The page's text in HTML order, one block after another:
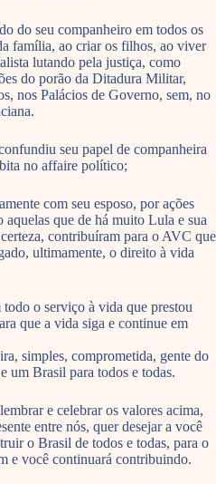
do seu companheiro em todos os
família, ao criar os filhos, ao viver
lutando pela justiça, como
do porão da Ditadura Militar,
nos Palácios de Governo, sem, no
seu papel de companheira
no affaire político;
com seu esposo, por ações
que de há muito Lula e sua
contribuíram para o AVC que
ultimamente, o direito à vida
o serviço à vida que prestou
que a vida siga e continue em
simples, comprometida, gente do
um Brasil para todos e todas.
e celebrar os valores acima,
entre nós, quer desejar a você
o Brasil de todos e todas, para o
e você continuará contribuindo.